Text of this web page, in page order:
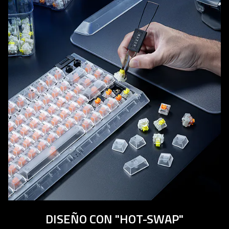
DISEÑO CON "HOT-SWAP"